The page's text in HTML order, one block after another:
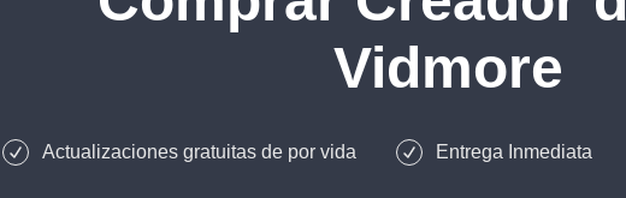
Vidmore
Actualizaciones gratuitas de por vida Entrega Inmediata